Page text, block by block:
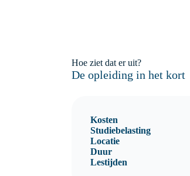
Hoe ziet dat er uit?
De opleiding in het kort
Kosten
Studiebelasting
Locatie
Duur
Lestijden